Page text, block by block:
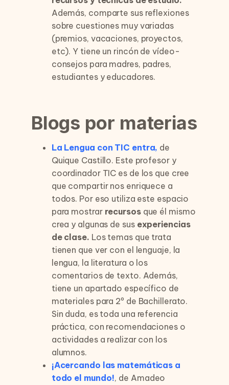
Además, comparte sus reflexiones
sobre cuestiones muy variadas
(premios, vacaciones, proyectos,
etc). Y tiene un rincón de vídeo-
consejos para madres, padres,
estudiantes y educadores.
Blogs por materias
La Lengua con TIC entra, de
Quique Castillo. Este profesor y
coordinador TIC es de los que cree
que compartir nos enriquece a
todos. Por eso utiliza este espacio
para mostrar recursosque él mismo
crea y algunas de susexperiencias
de clase. Los temas que trata
tienen que ver con el lenguaje, la
lengua, la literatura o los
comentarios de texto. Además,
tiene un apartado específico de
materiales para 2º de Bachillerato.
Sin duda, es toda una referencia
práctica, con recomendaciones o
actividades a realizar con los
alumnos.
¡Acercando las matemáticas a
todo el mundo!, de Amadeo